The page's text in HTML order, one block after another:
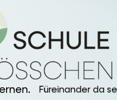
Füreinander da